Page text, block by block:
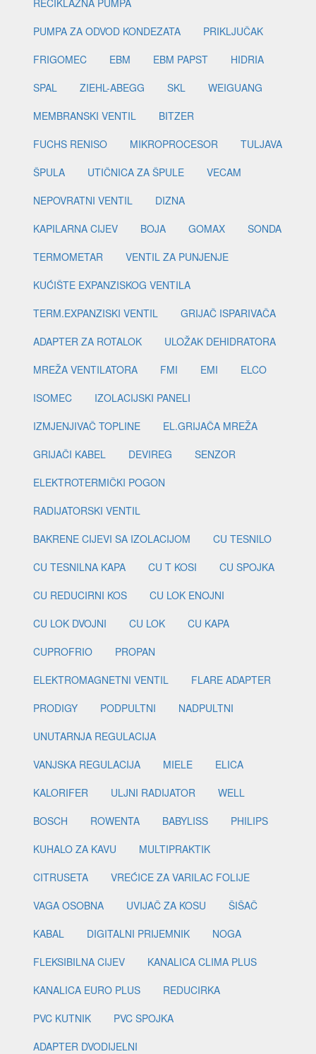
PUMPA ZA ODVOD KONDEZATA
PRIKLJUČAK
FRIGOMEC
EBM EBM PAPST
HIDRIA
SPAL
ZIEHL-ABEGG SKL
WEIGUANG
MEMBRANSKI VENTIL
BITZER
FUCHS RENISO
MIKROPROCESOR
TULJAVA
ŠPULA
UTIČNICA ZA ŠPULE
VECAM
NEPOVRATNI VENTIL
DIZNA
KAPILARNA CIJEV
BOJA GOMAX
SONDA
TERMOMETAR
VENTIL ZA PUNJENJE
KUĆIŠTE EXPANZISKOG VENTILA
TERM.EXPANZISKI VENTIL
GRIJAČ ISPARIVAČA
ADAPTER ZA ROTALOK
ULOŽAK DEHIDRATORA
MREŽA VENTILATORA
FMI EMI
ELCO
ISOMEC
IZOLACIJSKI PANELI
IZMJENJIVAČ TOPLINE
EL.GRIJAČA MREŽA
GRIJAČI KABEL
DEVIREG
SENZOR
ELEKTROTERMIČKI POGON
RADIJATORSKI VENTIL
BAKRENE CIJEVI SA IZOLACIJOM
CU TESNILO
CU TESNILNA KAPA
CU T KOSI
CU SPOJKA
CU REDUCIRNI KOS
CU LOK ENOJNI
CU LOK DVOJNI
CU LOK
CU KAPA
CUPROFRIO
PROPAN
ELEKTROMAGNETNI VENTIL
FLARE ADAPTER
PRODIGY
PODPULTNI
NADPULTNI
UNUTARNJA REGULACIJA
VANJSKA REGULACIJA
MIELE
ELICA
KALORIFER
ULJNI RADIJATOR
WELL
BOSCH
ROWENTA BABYLISS
PHILIPS
KUHALO ZA KAVU
MULTIPRAKTIK
CITRUSETA
VREĆICE ZA VARILAC FOLIJE
VAGA OSOBNA
UVIJAČ ZA KOSU
ŠIŠAČ
KABAL
DIGITALNI PRIJEMNIK
NOGA
FLEKSIBILNA CIJEV
KANALICA CLIMA PLUS
KANALICA EURO PLUS
REDUCIRKA
PVC KUTNIK
PVC SPOJKA
ADAPTER DVODIJELNI